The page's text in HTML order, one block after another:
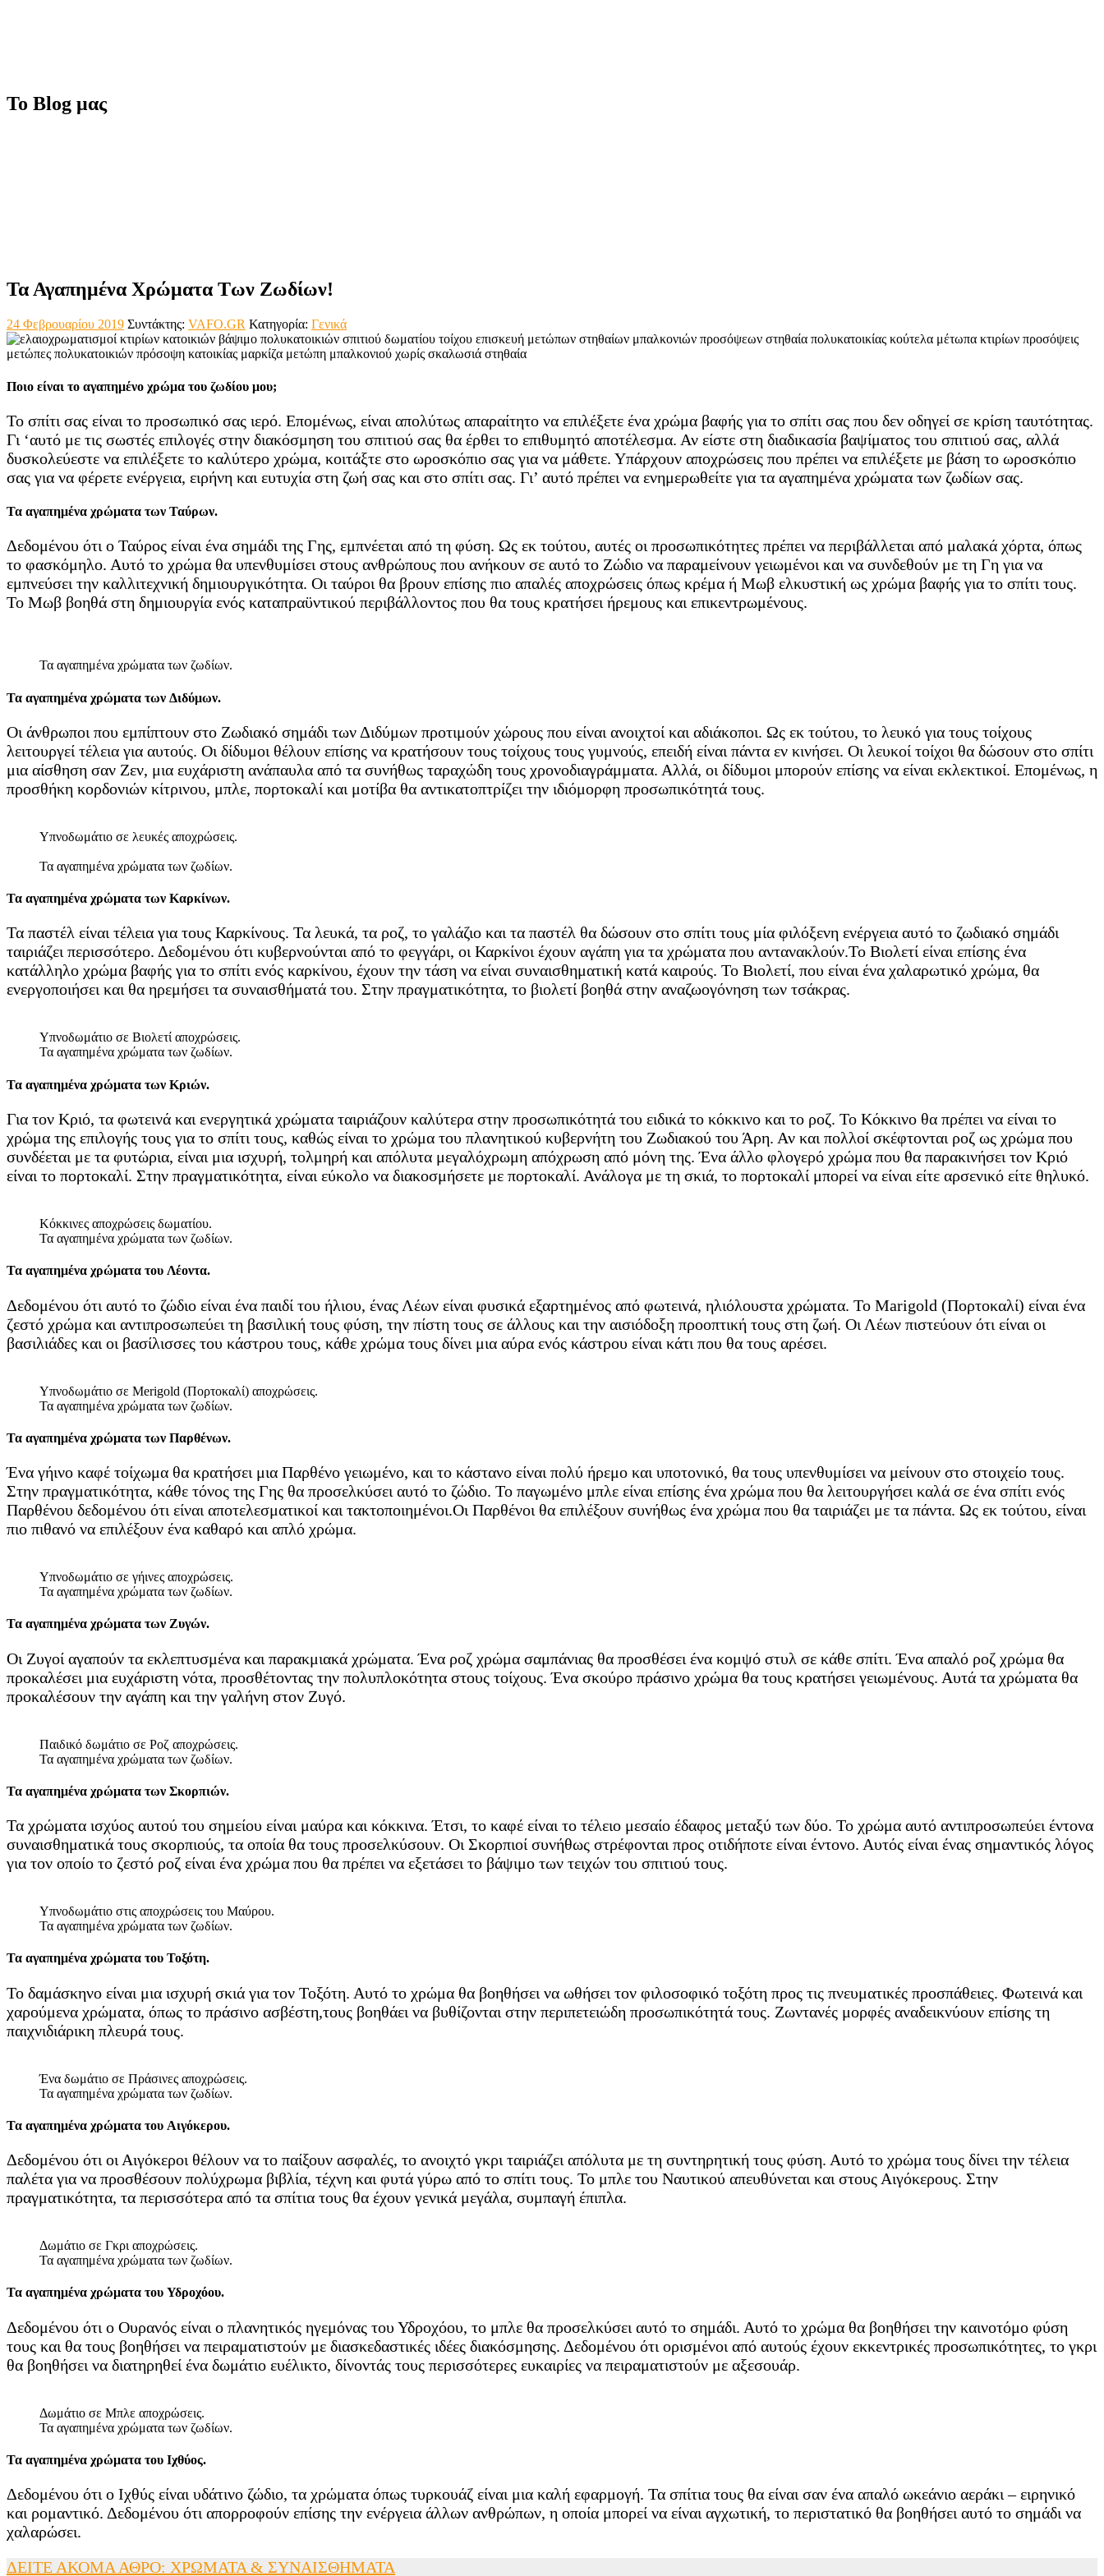
Το Blog μας
Τα Αγαπημένα Χρώματα Των Ζωδίων!
24 Φεβρουαρίου 2019 Συντάκτης: VAFO.GR Κατηγορία: Γενικά
Ποιο είναι το αγαπημένο χρώμα του ζωδίου μου;
Το σπίτι σας είναι το προσωπικό σας ιερό. Επομένως, είναι απολύτως απαραίτητο να επιλέξετε ένα χρώμα βαφής για το σπίτι σας που δεν οδηγεί σε κρίση ταυτότητας.
Γι ‘αυτό με τις σωστές επιλογές στην διακόσμηση του σπιτιού σας θα έρθει το επιθυμητό αποτέλεσμα. Αν είστε στη διαδικασία βαψίματος του σπιτιού σας, αλλά
δυσκολεύεστε να επιλέξετε το καλύτερο χρώμα, κοιτάξτε στο ωροσκόπιο σας για να μάθετε. Υπάρχουν αποχρώσεις που πρέπει να επιλέξετε με βάση το ωροσκόπιο
σας για να φέρετε ενέργεια, ειρήνη και ευτυχία στη ζωή σας και στο σπίτι σας. Γι’ αυτό πρέπει να ενημερωθείτε για τα αγαπημένα χρώματα των ζωδίων σας.
Τα αγαπημένα χρώματα των Ταύρων.
Δεδομένου ότι ο Ταύρος είναι ένα σημάδι της Γης, εμπνέεται από τη φύση. Ως εκ τούτου, αυτές οι προσωπικότητες πρέπει να περιβάλλεται από μαλακά χόρτα, όπως
το φασκόμηλο. Αυτό το χρώμα θα υπενθυμίσει στους ανθρώπους που ανήκουν σε αυτό το Ζώδιο να παραμείνουν γειωμένοι και να συνδεθούν με τη Γη για να
εμπνεύσει την καλλιτεχνική δημιουργικότητα. Οι ταύροι θα βρουν επίσης πιο απαλές αποχρώσεις όπως κρέμα ή Μωβ ελκυστική ως χρώμα βαφής για το σπίτι τους.
Το Μωβ βοηθά στη δημιουργία ενός καταπραϋντικού περιβάλλοντος που θα τους κρατήσει ήρεμους και επικεντρωμένους.
Τα αγαπημένα χρώματα των ζωδίων.
Τα αγαπημένα χρώματα των Διδύμων.
Οι άνθρωποι που εμπίπτουν στο Ζωδιακό σημάδι των Διδύμων προτιμούν χώρους που είναι ανοιχτοί και αδιάκοποι. Ως εκ τούτου, το λευκό για τους τοίχους
λειτουργεί τέλεια για αυτούς. Οι δίδυμοι θέλουν επίσης να κρατήσουν τους τοίχους τους γυμνούς, επειδή είναι πάντα εν κινήσει. Οι λευκοί τοίχοι θα δώσουν στο σπίτι
μια αίσθηση σαν Ζεν, μια ευχάριστη ανάπαυλα από τα συνήθως ταραχώδη τους χρονοδιαγράμματα. Αλλά, οι δίδυμοι μπορούν επίσης να είναι εκλεκτικοί. Επομένως, η
προσθήκη κορδονιών κίτρινου, μπλε, πορτοκαλί και μοτίβα θα αντικατοπτρίζει την ιδιόμορφη προσωπικότητά τους.
Υπνοδωμάτιο σε λευκές αποχρώσεις.
Τα αγαπημένα χρώματα των ζωδίων.
Τα αγαπημένα χρώματα των Καρκίνων.
Τα παστέλ είναι τέλεια για τους Καρκίνους. Τα λευκά, τα ροζ, το γαλάζιο και τα παστέλ θα δώσουν στο σπίτι τους μία φιλόξενη ενέργεια αυτό το ζωδιακό σημάδι
ταιριάζει περισσότερο. Δεδομένου ότι κυβερνούνται από το φεγγάρι, οι Καρκίνοι έχουν αγάπη για τα χρώματα που αντανακλούν.Το Βιολετί είναι επίσης ένα
κατάλληλο χρώμα βαφής για το σπίτι ενός καρκίνου, έχουν την τάση να είναι συναισθηματική κατά καιρούς. Το Βιολετί, που είναι ένα χαλαρωτικό χρώμα, θα
ενεργοποιήσει και θα ηρεμήσει τα συναισθήματά του. Στην πραγματικότητα, το βιολετί βοηθά στην αναζωογόνηση των τσάκρας.
Υπνοδωμάτιο σε Βιολετί αποχρώσεις.
Τα αγαπημένα χρώματα των ζωδίων.
Τα αγαπημένα χρώματα των Κριών.
Για τον Κριό, τα φωτεινά και ενεργητικά χρώματα ταιριάζουν καλύτερα στην προσωπικότητά του ειδικά το κόκκινο και το ροζ. Το Κόκκινο θα πρέπει να είναι το
χρώμα της επιλογής τους για το σπίτι τους, καθώς είναι το χρώμα του πλανητικού κυβερνήτη του Ζωδιακού του Άρη. Αν και πολλοί σκέφτονται ροζ ως χρώμα που
συνδέεται με τα φυτώρια, είναι μια ισχυρή, τολμηρή και απόλυτα μεγαλόχρωμη απόχρωση από μόνη της. Ένα άλλο φλογερό χρώμα που θα παρακινήσει τον Κριό
είναι το πορτοκαλί. Στην πραγματικότητα, είναι εύκολο να διακοσμήσετε με πορτοκαλί. Ανάλογα με τη σκιά, το πορτοκαλί μπορεί να είναι είτε αρσενικό είτε θηλυκό.
Κόκκινες αποχρώσεις δωματίου.
Τα αγαπημένα χρώματα των ζωδίων.
Τα αγαπημένα χρώματα του Λέοντα.
Δεδομένου ότι αυτό το ζώδιο είναι ένα παιδί του ήλιου, ένας Λέων είναι φυσικά εξαρτημένος από φωτεινά, ηλιόλουστα χρώματα. Το Marigold (Πορτοκαλί) είναι ένα
ζεστό χρώμα και αντιπροσωπεύει τη βασιλική τους φύση, την πίστη τους σε άλλους και την αισιόδοξη προοπτική τους στη ζωή. Οι Λέων πιστεύουν ότι είναι οι
βασιλιάδες και οι βασίλισσες του κάστρου τους, κάθε χρώμα τους δίνει μια αύρα ενός κάστρου είναι κάτι που θα τους αρέσει.
Υπνοδωμάτιο σε Merigold (Πορτοκαλί) αποχρώσεις.
Τα αγαπημένα χρώματα των ζωδίων.
Τα αγαπημένα χρώματα των Παρθένων.
Ένα γήινο καφέ τοίχωμα θα κρατήσει μια Παρθένο γειωμένο, και το κάστανο είναι πολύ ήρεμο και υποτονικό, θα τους υπενθυμίσει να μείνουν στο στοιχείο τους.
Στην πραγματικότητα, κάθε τόνος της Γης θα προσελκύσει αυτό το ζώδιο. Το παγωμένο μπλε είναι επίσης ένα χρώμα που θα λειτουργήσει καλά σε ένα σπίτι ενός
Παρθένου δεδομένου ότι είναι αποτελεσματικοί και τακτοποιημένοι.Οι Παρθένοι θα επιλέξουν συνήθως ένα χρώμα που θα ταιριάζει με τα πάντα. Ως εκ τούτου, είναι
πιο πιθανό να επιλέξουν ένα καθαρό και απλό χρώμα.
Υπνοδωμάτιο σε γήινες αποχρώσεις.
Τα αγαπημένα χρώματα των ζωδίων.
Τα αγαπημένα χρώματα των Ζυγών.
Οι Ζυγοί αγαπούν τα εκλεπτυσμένα και παρακμιακά χρώματα. Ένα ροζ χρώμα σαμπάνιας θα προσθέσει ένα κομψό στυλ σε κάθε σπίτι. Ένα απαλό ροζ χρώμα θα
προκαλέσει μια ευχάριστη νότα, προσθέτοντας την πολυπλοκότητα στους τοίχους. Ένα σκούρο πράσινο χρώμα θα τους κρατήσει γειωμένους. Αυτά τα χρώματα θα
προκαλέσουν την αγάπη και την γαλήνη στον Ζυγό.
Παιδικό δωμάτιο σε Ροζ αποχρώσεις.
Τα αγαπημένα χρώματα των ζωδίων.
Τα αγαπημένα χρώματα των Σκορπιών.
Τα χρώματα ισχύος αυτού του σημείου είναι μαύρα και κόκκινα. Έτσι, το καφέ είναι το τέλειο μεσαίο έδαφος μεταξύ των δύο. Το χρώμα αυτό αντιπροσωπεύει έντονα
συναισθηματικά τους σκορπιούς, τα οποία θα τους προσελκύσουν. Οι Σκορπιοί συνήθως στρέφονται προς οτιδήποτε είναι έντονο. Αυτός είναι ένας σημαντικός λόγος
για τον οποίο το ζεστό ροζ είναι ένα χρώμα που θα πρέπει να εξετάσει το βάψιμο των τειχών του σπιτιού τους.
Υπνοδωμάτιο στις αποχρώσεις του Μαύρου.
Τα αγαπημένα χρώματα των ζωδίων.
Τα αγαπημένα χρώματα του Τοξότη.
Το δαμάσκηνο είναι μια ισχυρή σκιά για τον Τοξότη. Αυτό το χρώμα θα βοηθήσει να ωθήσει τον φιλοσοφικό τοξότη προς τις πνευματικές προσπάθειες. Φωτεινά και
χαρούμενα χρώματα, όπως το πράσινο ασβέστη,τους βοηθάει να βυθίζονται στην περιπετειώδη προσωπικότητά τους. Ζωντανές μορφές αναδεικνύουν επίσης τη
παιχνιδιάρικη πλευρά τους.
Ένα δωμάτιο σε Πράσινες αποχρώσεις.
Τα αγαπημένα χρώματα των ζωδίων.
Τα αγαπημένα χρώματα του Αιγόκερου.
Δεδομένου ότι οι Αιγόκεροι θέλουν να το παίξουν ασφαλές, το ανοιχτό γκρι ταιριάζει απόλυτα με τη συντηρητική τους φύση. Αυτό το χρώμα τους δίνει την τέλεια
παλέτα για να προσθέσουν πολύχρωμα βιβλία, τέχνη και φυτά γύρω από το σπίτι τους. Το μπλε του Ναυτικού απευθύνεται και στους Αιγόκερους. Στην
πραγματικότητα, τα περισσότερα από τα σπίτια τους θα έχουν γενικά μεγάλα, συμπαγή έπιπλα.
Δωμάτιο σε Γκρι αποχρώσεις.
Τα αγαπημένα χρώματα των ζωδίων.
Τα αγαπημένα χρώματα του Υδροχόου.
Δεδομένου ότι ο Ουρανός είναι ο πλανητικός ηγεμόνας του Υδροχόου, το μπλε θα προσελκύσει αυτό το σημάδι. Αυτό το χρώμα θα βοηθήσει την καινοτόμο φύση
τους και θα τους βοηθήσει να πειραματιστούν με διασκεδαστικές ιδέες διακόσμησης. Δεδομένου ότι ορισμένοι από αυτούς έχουν εκκεντρικές προσωπικότητες, το γκρι
θα βοηθήσει να διατηρηθεί ένα δωμάτιο ευέλικτο, δίνοντάς τους περισσότερες ευκαιρίες να πειραματιστούν με αξεσουάρ.
Δωμάτιο σε Μπλε αποχρώσεις.
Τα αγαπημένα χρώματα των ζωδίων.
Τα αγαπημένα χρώματα του Ιχθύος.
Δεδομένου ότι ο Ιχθύς είναι υδάτινο ζώδιο, τα χρώματα όπως τυρκουάζ είναι μια καλή εφαρμογή. Τα σπίτια τους θα είναι σαν ένα απαλό ωκεάνιο αεράκι – ειρηνικό
και ρομαντικό. Δεδομένου ότι απορροφούν επίσης την ενέργεια άλλων ανθρώπων, η οποία μπορεί να είναι αγχωτική, το περιστατικό θα βοηθήσει αυτό το σημάδι να
χαλαρώσει.
ΔΕΙΤΕ ΑΚΟΜΑ ΑΘΡΟ: ΧΡΩΜΑΤΑ & ΣΥΝΑΙΣΘΗΜΑΤΑ